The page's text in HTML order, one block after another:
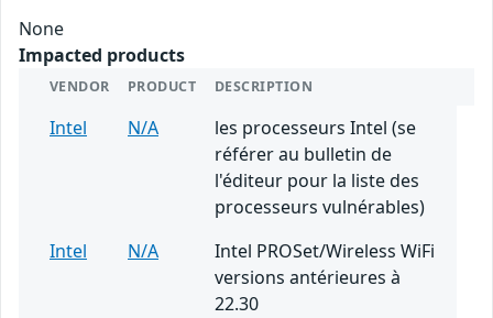
None
Impacted products
VENDOR PRODUCT DESCRIPTION
Intel N/A
les processeurs Intel (se
référer au bulletin de
l'éditeur pour la liste des
processeurs vulnérables)
Intel
N/A
Intel PROSet/Wireless WiFi
versions antérieures à
22.30